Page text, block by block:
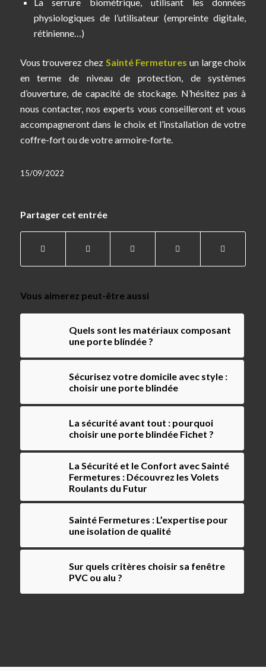
physiologiques de l’utilisateur (empreinte digitale,
rétinienne…)
Vous trouverez chez Sainté Fermetures un large choix
en terme de niveau de protection, de systèmes
d’ouverture, de capacité de stockage. N’hésitez pas à
nous contacter, nos experts vous conseilleront et vous
accompagneront dans le choix et l’installation de votre
coffre-fort ou de votre armoire-forte.
15/09/2022
Partager cet entrée
Vous aimerez peut-être aussi
Quels sont les matériaux composant
une porte blindée ?
Sécurisez votre domicile avec style :
choisir une porte blindée
La sécurité avant tout : pourquoi
choisir une porte blindée Fichet ?
La Sécurité et le Confort avec Sainté
Fermetures : Découvrez les Volets
Roulants du Futur
Sainté Fermetures : L’expertise pour
une isolation de qualité
Sur quels critères choisir sa fenêtre
PVC ou alu ?